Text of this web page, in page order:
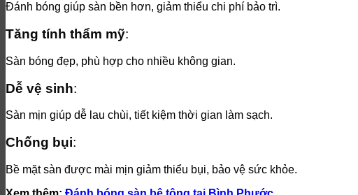
Đánh bóng giúp sàn bền hơn, giảm thiểu chi phí bảo trì.
Tăng tính thẩm mỹ:
Sàn bóng đẹp, phù hợp cho nhiều không gian.
Dễ vệ sinh:
Sàn mịn giúp dễ lau chùi, tiết kiệm thời gian làm sạch.
Chống bụi:
Bề mặt sàn được mài mịn giảm thiểu bụi, bảo vệ sức khỏe.